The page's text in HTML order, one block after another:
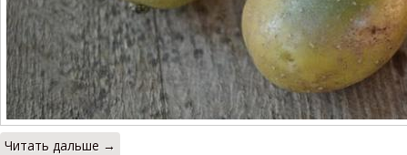
Читать дальше →